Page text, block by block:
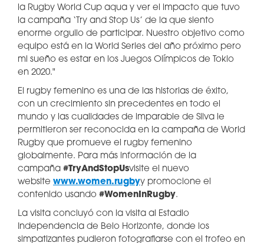
la Rugby World Cup aqua y ver el impacto que tuvo
la campaña ‘Try and Stop Us’ de la que siento
enorme orgullo de participar. Nuestro objetivo como
equipo está en la World Series del año próximo pero
mi sueño es estar en los Juegos Olímpicos de Tokio
en 2020."
El rugby femenino es una de las historias de éxito,
con un crecimiento sin precedentes en todo el
mundo y las cualidades de imparable de Silva le
permitieron ser reconocida en la campaña de World
Rugby que promueve el rugby femenino
globalmente. Para más información de la
campaña #TryAndStopUsvisite el nuevo
website www.women.rugbyy promocione el
contenido usando #WomenInRugby.
La visita concluyó con la visita al Estadio
Independencia de Belo Horizonte, donde los
simpatizantes pudieron fotografiarse con el trofeo en